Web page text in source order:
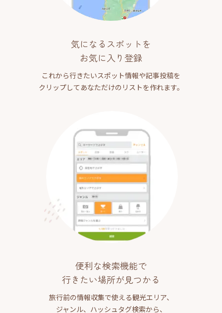
気になるスポットを
お気に入り登録
これから行きたいスポット情報や記事投稿を
クリップしてあなただけのリストを作れます。
便利な検索機能で
行きたい場所が見つかる
旅行前の情報収集で使える観光エリア、
ジャンル、ハッシュタグ検索から、